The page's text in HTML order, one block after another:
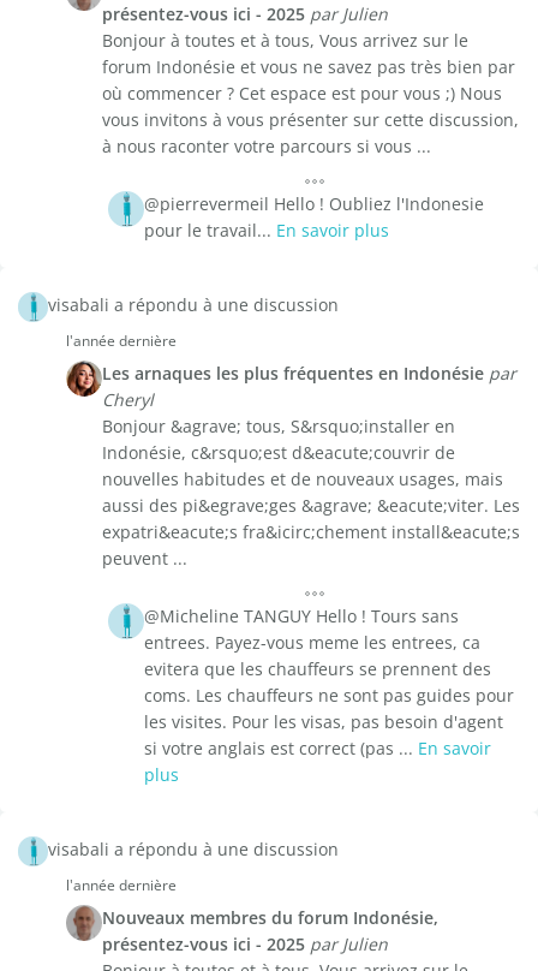
présentez-vous ici - 2025 par Julien
Bonjour à toutes et à tous, Vous arrivez sur le
forum Indonésie et vous ne savez pas très bien par
où commencer ? Cet espace est pour vous ;) Nous
vous invitons à vous présenter sur cette discussion,
à nous raconter votre parcours si vous ...
@pierrevermeil Hello ! Oubliez l'Indonesie
pour le travail... En savoir plus
visabali a répondu à une discussion
l'année dernière
Les arnaques les plus fréquentes en Indonésie par
Cheryl
Bonjour &agrave; tous, S&rsquo;installer en
Indonésie, c&rsquo;est d&eacute;couvrir de
nouvelles habitudes et de nouveaux usages, mais
aussi des pi&egrave;ges &agrave; &eacute;viter. Les
expatri&eacute;s fra&icirc;chement install&eacute;s
peuvent ...
@Micheline TANGUY Hello ! Tours sans
entrees. Payez-vous meme les entrees, ca
evitera que les chauffeurs se prennent des
coms. Les chauffeurs ne sont pas guides pour
les visites. Pour les visas, pas besoin d'agent
si votre anglais est correct (pas ... En savoir
plus
visabali a répondu à une discussion
l'année dernière
Nouveaux membres du forum Indonésie,
présentez-vous ici - 2025 par Julien